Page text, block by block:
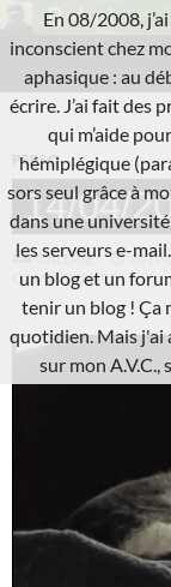
au
contenu
L'A.V.C.
Recherche
PERSO
14/04/
GALERIE 2019-
COMMENTAIRE
En 08/2008,
inconscient chez
aphasique : au
écrire. J’ai fait des
qui m’aide
hémiplégique
sors seul grâce à
dans une
les serveurs e-
un blog et un
tenir un blog ! Ça
quotidien. Mais j'ai
sur mon A.V.C.,